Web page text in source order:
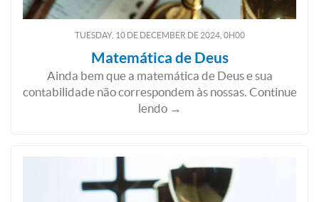
TUESDAY, 10DEDECEMBER DE2024, 0H00
Matemática de Deus
Ainda bem que a matemática de Deus e sua
contabilidade não correspondem às nossas. Continue
lendo →